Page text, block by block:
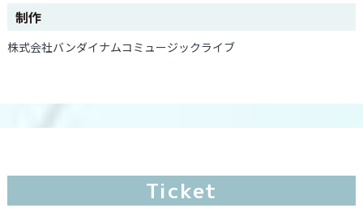
制作
株式会社バンダイナムコミュージックライブ
Ticket